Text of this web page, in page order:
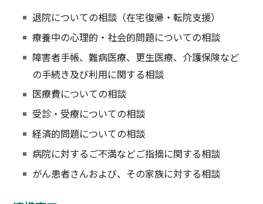
退院についての相談（在宅復帰・転院支援）
療養中の心理的・社会的問題についての相談
障害者手帳、難病医療、更生医療、介護保険など
の手続き及び利用に関する相談
医療費についての相談
受診・受療についての相談
経済的問題についての相談
病院に対するご不満などご指摘に関する相談
がん患者さんおよび、その家族に対する相談
医療関係・一般の方へ
採用情報
個人情報保護方針
リンク集
サイトマップ